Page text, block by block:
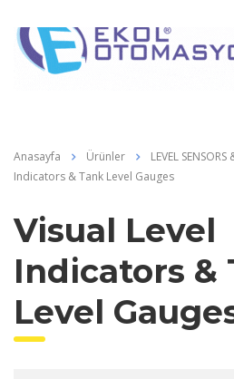
Anasayfa Ürünler LEVEL SENSORS
Indicators & Tank Level Gauges
Visual Level
Indicators &
Level